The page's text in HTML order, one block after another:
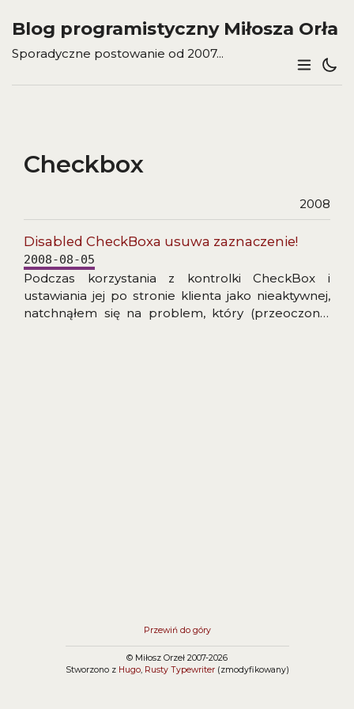
Blog programistyczny Miłosza Orła
Sporadyczne postowanie od 2007...
Checkbox
2008
Disabled CheckBoxa usuwa zaznaczenie!
2008-08-05
Podczas korzystania z kontrolki CheckBox i
ustawiania jej po stronie klienta jako nieaktywnej,
natchnąłem się na problem, który (przeoczony)
Przewiń do góry
© Miłosz Orzeł 2007-2026
Stworzono z Hugo, Rusty Typewriter(zmodyfikowany)